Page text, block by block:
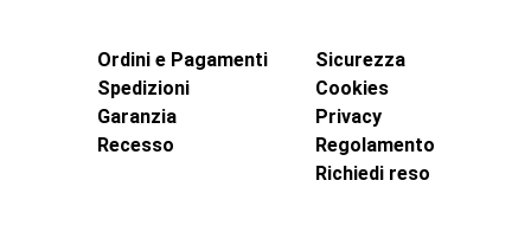
Ordini e Pagamenti
Spedizioni
Garanzia
Recesso
Sicurezza
Cookies
Privacy
Regolamento
Richiedi reso